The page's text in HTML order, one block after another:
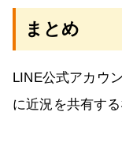
まとめ
LINE公式アカウ
に近況を共有する